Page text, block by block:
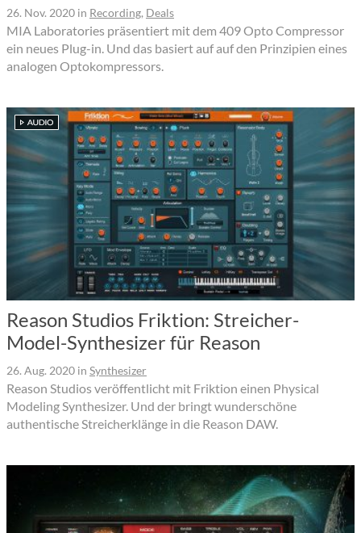
26. Nov. 2020 in Recording, Deals
MIA Laboratories präsentiert mit dem 409 Opto Compressor
ein neues Plug-in. Und das basiert auf auf den Prinzipien eines
analogen Optokompressors.
Reason Studios Friktion: Streicher-
Model-Synthesizer für Reason
26. Aug. 2020 in Synthesizer
Reason Studios veröffentlicht mit Friktion einen Physical
Modeling Synthesizer. Und der bringt wunderschöne
authentische Streicherklänge in die Reason DAW.